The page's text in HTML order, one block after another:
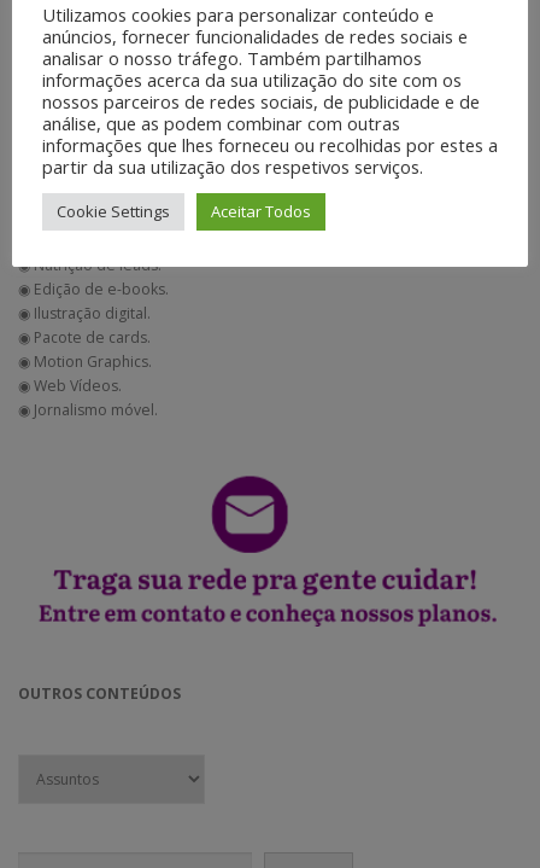
◉ Criação e instalação de layouts.
◉ Manutenção de sistema e plugins.
◉ Ajustes nos códigos.
◉ Consultoria técnica.
◉ Atualização e gestão de conteúdo.
◉ Google Analytics.
◉ Gestão de Mídias Sociais.
PRODUÇÃO DE CONTEÚDO
◉ Nutrição de leads.
◉ Edição de e-books.
◉ Ilustração digital.
◉ Pacote de cards.
◉ Motion Graphics.
◉ Web Vídeos.
◉ Jornalismo móvel.
OUTROS CONTEÚDOS
Utilizamos cookies para personalizar conteúdo e
anúncios, fornecer funcionalidades de redes sociais e
analisar o nosso tráfego. Também partilhamos
informações acerca da sua utilização do site com os
nossos parceiros de redes sociais, de publicidade e de
análise, que as podem combinar com outras
informações que lhes forneceu ou recolhidas por estes a
partir da sua utilização dos respetivos serviços.
Cookie Settings Aceitar Todos